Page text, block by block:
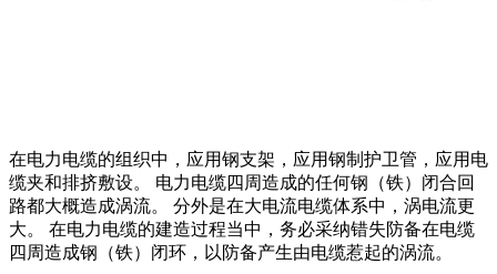
在电力电缆的组织中，应用钢支架，应用钢制护卫管，应用电
缆夹和排挤敷设。 电力电缆四周造成的任何钢（铁）闭合回
路都大概造成涡流。 分外是在大电流电缆体系中，涡电流更
大。 在电力电缆的建造过程当中，务必采纳错失防备在电缆
四周造成钢（铁）闭环，以防备产生由电缆惹起的涡流。